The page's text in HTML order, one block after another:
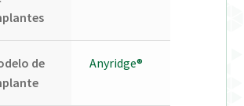
de
Anyridge®